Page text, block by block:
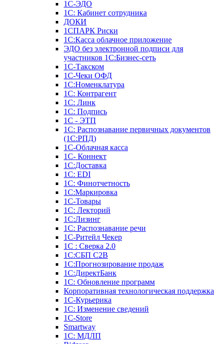
1С-ЭДО
1С: Кабинет сотрудника
ДОКИ
1СПАРК Риски
1С:Касса облачное приложение
ЭДО без электронной подписи для
участников 1С:Бизнес-сеть
1С-Такском
1С-Чеки ОФД
1С:Номенклатура
1С: Контрагент
1С: Линк
1С: Подпись
1С - ЭТП
1С: Распознавание первичных документов
(1С:РПД)
1С-Облачная касса
1С- Коннект
1С:Доставка
1С: EDI
1С: Финотчетность
1С:Маркировка
1С-Товары
1С: Лекторий
1С:Лизинг
1С: Распознавание речи
1C-Ритейл Чекер
1С : Сверка 2.0
1С:СБП C2B
1С:Прогнозирование продаж
1С:ДиректБанк
1С: Обновление программ
Корпоративная технологическая поддержка
1С-Курьерика
1С: Изменение сведений
1C-Store
Smartway
1С: МДЛП